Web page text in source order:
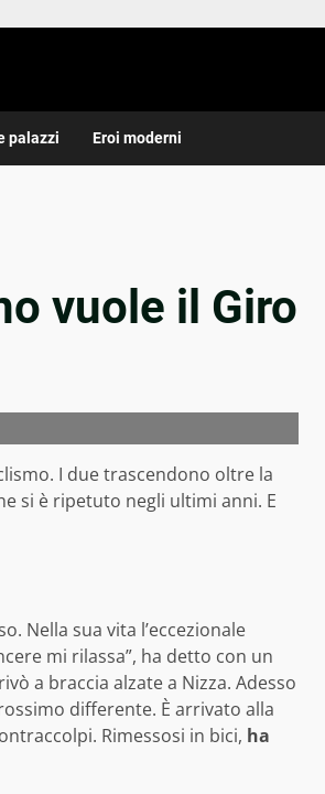
palazzi Eroi moderni
vuole il Giro
I due trascendono oltre la
si è ripetuto negli ultimi anni. E
Nella sua vita l’eccezionale
mi rilassa”, ha detto con un
a braccia alzate a Nizza. Adesso
differente. È arrivato alla
Rimessosi in bici, ha